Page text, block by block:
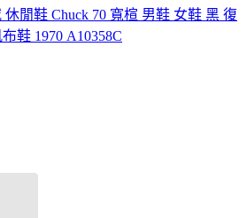
閒鞋 Chuck 70 寬楦 男鞋 女鞋 黑 復
鞋 1970 A10358C